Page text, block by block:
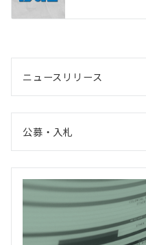
ニュースリリース
公募・入札